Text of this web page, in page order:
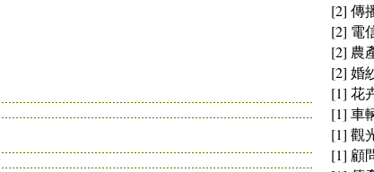
[2] 傳
[2] 電
[2] 農
[2] 婚
[1] 花
[1] 車
[1] 觀
[1] 顧